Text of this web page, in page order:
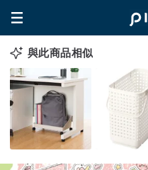
與此商品相似